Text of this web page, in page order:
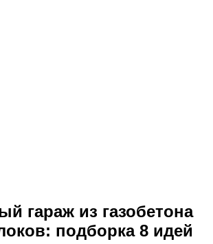
гараж из газобетона
подборка 8 идей